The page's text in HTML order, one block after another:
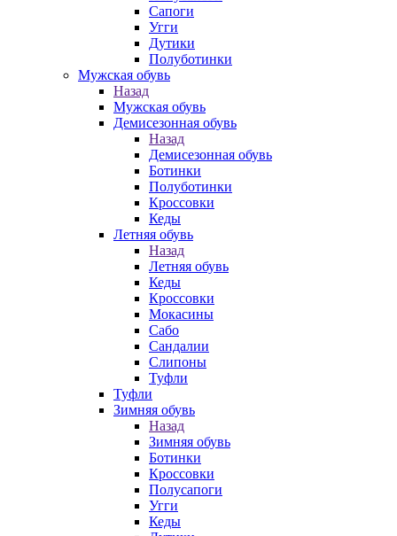
Сапоги
Угги
Дутики
Полуботинки
Мужская обувь
Назад
Мужская обувь
Демисезонная обувь
Назад
Демисезонная обувь
Ботинки
Полуботинки
Кроссовки
Кеды
Летняя обувь
Назад
Летняя обувь
Кеды
Кроссовки
Мокасины
Сабо
Сандалии
Слипоны
Туфли
Туфли
Зимняя обувь
Назад
Зимняя обувь
Ботинки
Кроссовки
Полусапоги
Угги
Кеды